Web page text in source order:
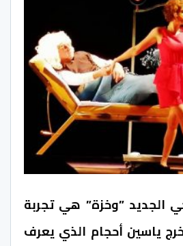
الجديد ”وخزة” هي تجربة
ياسين أحجام الذي يعرف